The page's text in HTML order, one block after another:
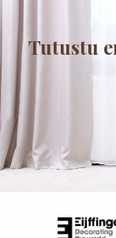
Tutustu